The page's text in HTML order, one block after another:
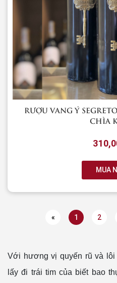
RƯỢU VANG Ý
CHÌA
MUA
« 1 2
Với hương vị quyến rũ và lôi
lấy đi trái tim của biết bao